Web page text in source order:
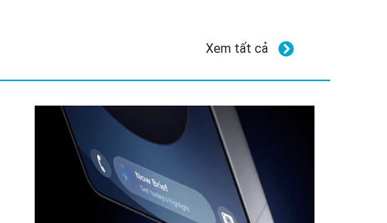
Xem tất cả